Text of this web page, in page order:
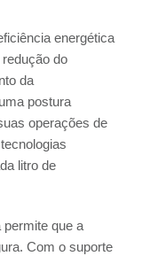
energética
do
da
postura
operações de
litro de
que a
Com o suporte